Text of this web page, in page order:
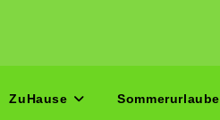
ZuHause Sommerurlaube